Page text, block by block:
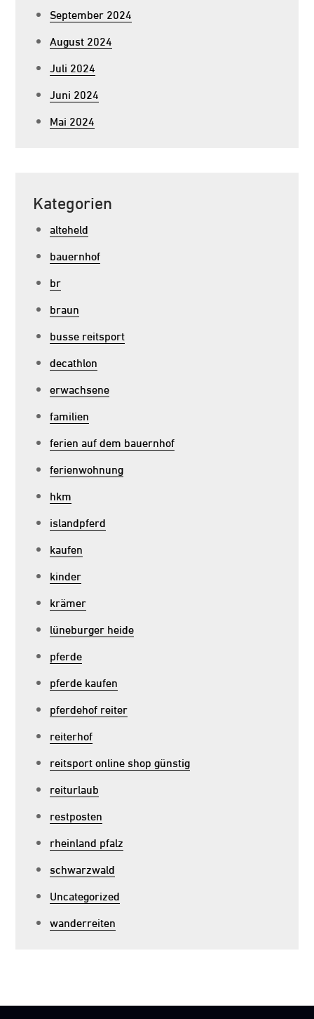
September 2024
August 2024
Juli 2024
Juni 2024
Mai 2024
Kategorien
alteheld
bauernhof
br
braun
busse reitsport
decathlon
erwachsene
familien
ferien auf dem bauernhof
ferienwohnung
hkm
islandpferd
kaufen
kinder
krämer
lüneburger heide
pferde
pferde kaufen
pferdehof reiter
reiterhof
reitsport online shop günstig
reiturlaub
restposten
rheinland pfalz
schwarzwald
Uncategorized
wanderreiten